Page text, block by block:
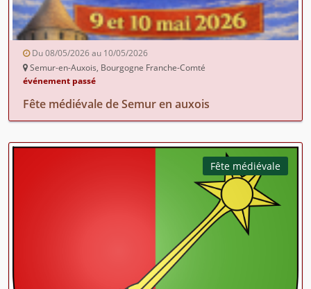
Du 08/05/2026 au 10/05/2026
Semur-en-Auxois, Bourgogne Franche-Comté
événement passé
Fête médiévale de Semur en auxois
Fête médiévale